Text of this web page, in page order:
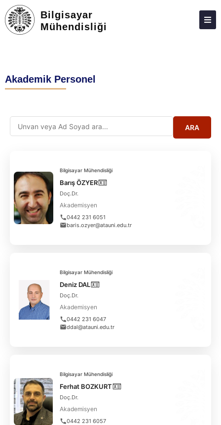
Bilgisayar
Mühendisliği
LISANS
ARAŞTIRMA
FORMLAR
İLETIŞIM
Akademik Personel
ARA
Bilgisayar Mühendisliği
Barış ÖZYER
Doç.Dr.
Akademisyen
0442 231 6051
baris.ozyer@atauni.edu.tr
Bilgisayar Mühendisliği
Deniz DAL
Doç.Dr.
Akademisyen
0442 231 6047
ddal@atauni.edu.tr
Bilgisayar Mühendisliği
Ferhat BOZKURT
Doç.Dr.
Akademisyen
0442 231 6057